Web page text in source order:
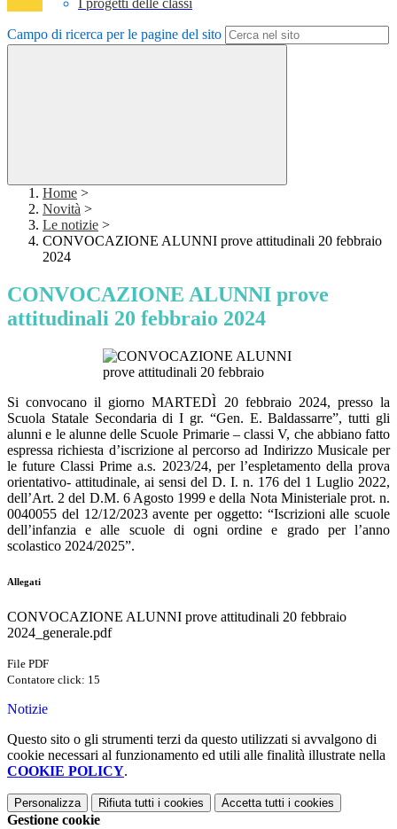
I progetti delle classi
Campo di ricerca per le pagine del sito
Home >
Novità >
Le notizie >
CONVOCAZIONE ALUNNI prove attitudinali 20 febbraio
2024
CONVOCAZIONE ALUNNI prove
attitudinali 20 febbraio 2024
Si convocano il giornoMARTEDÌ 20 febbraio 2024, presso la
Scuola Statale Secondaria di I gr. “Gen. E.Baldassarre”, tutti gli
alunni e le alunne delle Scuole Primarie – classi V, che abbiano fatto
espressa richiesta d’iscrizione al percorso ad Indirizzo Musicale per
le future Classi Prime a.s. 2023/24, per l’espletamento della prova
orientativo- attitudinale, ai sensi del D. I. n. 176 del 1 Luglio 2022,
dell’Art. 2 del D.M. 6 Agosto 1999 e della Nota Ministeriale prot. n.
0040055 del 12/12/2023 avente per oggetto: “Iscrizioni alle scuole
dell’infanzia e alle scuole di ogni ordine e grado per l’anno
scolastico 2024/2025”.
Allegati
CONVOCAZIONE ALUNNI prove attitudinali 20 febbraio
2024_generale.pdf
File PDF
Contatore click: 15
Notizie
Questo sito o gli strumenti terzi da questo utilizzati si avvalgono di
cookie necessari al funzionamento ed utili alle finalità illustrate nella
COOKIE POLICY.
Personalizza Rifiuta tutti i cookies Accetta tutti i cookies
Gestione cookie